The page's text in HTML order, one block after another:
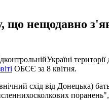
що нещодавно
ОБСЄ за 8 квітня.
схід від Донецька)
поранень",